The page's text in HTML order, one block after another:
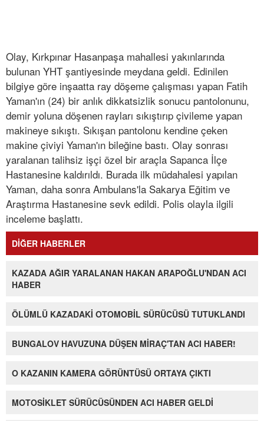
Olay, Kırkpınar Hasanpaşa mahallesi yakınlarında
bulunan YHT şantiyesinde meydana geldi. Edinilen
bilgiye göre inşaatta ray döşeme çalışması yapan Fatih
Yaman'ın (24) bir anlık dikkatsizlik sonucu pantolonunu,
demir yoluna döşenen rayları sıkıştırıp çivileme yapan
makineye sıkıştı. Sıkışan pantolonu kendine çeken
makine çiviyi Yaman'ın bileğine bastı. Olay sonrası
yaralanan talihsiz işçi özel bir araçla Sapanca İlçe
Hastanesine kaldırıldı. Burada ilk müdahalesi yapılan
Yaman, daha sonra Ambulans'la Sakarya Eğitim ve
Araştırma Hastanesine sevk edildi. Polis olayla ilgili
inceleme başlattı.
DİĞER HABERLER
KAZADA AĞIR YARALANAN HAKAN ARAPOĞLU'NDAN ACI
HABER
ÖLÜMLÜ KAZADAKİ OTOMOBİL SÜRÜCÜSÜ TUTUKLANDI
BUNGALOV HAVUZUNA DÜŞEN MİRAÇ'TAN ACI HABER!
O KAZANIN KAMERA GÖRÜNTÜSÜ ORTAYA ÇIKTI
MOTOSİKLET SÜRÜCÜSÜNDEN ACI HABER GELDİ